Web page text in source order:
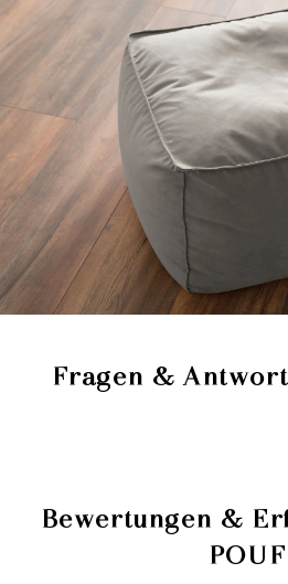
Fragen &
Bewertungen &
POUF